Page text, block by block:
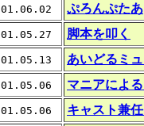
01.06.02
ぷろんぷたあ
01.05.27
脚本を叩く
01.05.13
あいどるミ
01.05.06
マニアによ
01.05.06
キャスト兼